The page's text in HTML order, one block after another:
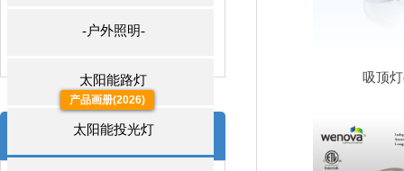
-户外照明-
太阳能路灯
太阳能投光灯
吸顶
产品画册(2026)
联系我们/ CONTACTS